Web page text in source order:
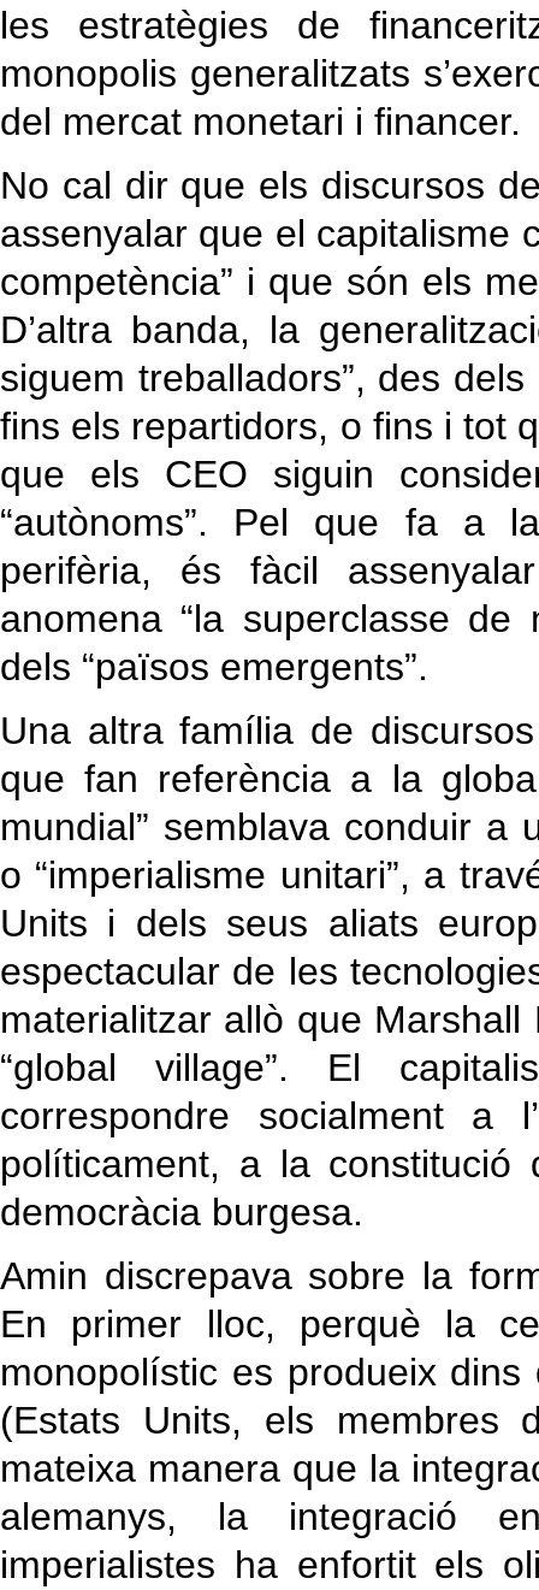
les estratègies de
monopolis generalitzats
del mercat monetari i financer.
No cal dir que els discursos
assenyalar que el capitalisme
competència” i que són els
D’altra banda, la
siguem treballadors”, des
fins els repartidors, o fins i tot
que els CEO siguin
“autònoms”. Pel que fa a
perifèria, és fàcil
anomena “la superclasse
dels “països emergents”.
Una altra família de
que fan referència a la
mundial” semblava conduir a
o “imperialisme unitari”, a
Units i dels seus aliats
espectacular de les
materialitzar allò que
“global village”. El
correspondre socialment a
políticament, a la constitució
democràcia burgesa.
Amin discrepava sobre la
En primer lloc, perquè la
monopolístic es produeix dins
(Estats Units, els membres
mateixa manera que la
alemanys, la integració
imperialistes ha enfortit els